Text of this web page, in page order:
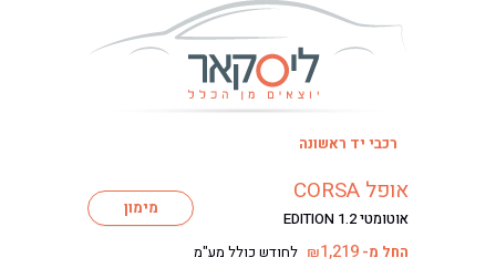
רכבי יד ראשונה
אופל CORSA
אוטומטי EDITION 1.2 מימון
החל מ- ₪1,219 לחודש כולל מע"מ